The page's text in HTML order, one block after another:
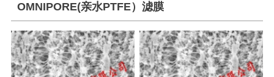
OMNIPORE(亲水PTFE）滤膜